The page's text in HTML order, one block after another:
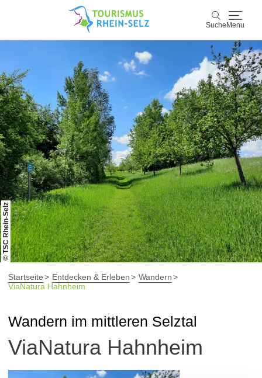
Suche Menu
Suche
Rhein-Selz
Entdecken & Erleben
Wein & Genuss
Kultur & Events
Buchen & Service
© TSC Rhein-Selz
Startseite Entdecken & Erleben
Wandern
ViaNatura Hahnheim
Wandern im mittleren Selztal
ViaNatura Hahnheim